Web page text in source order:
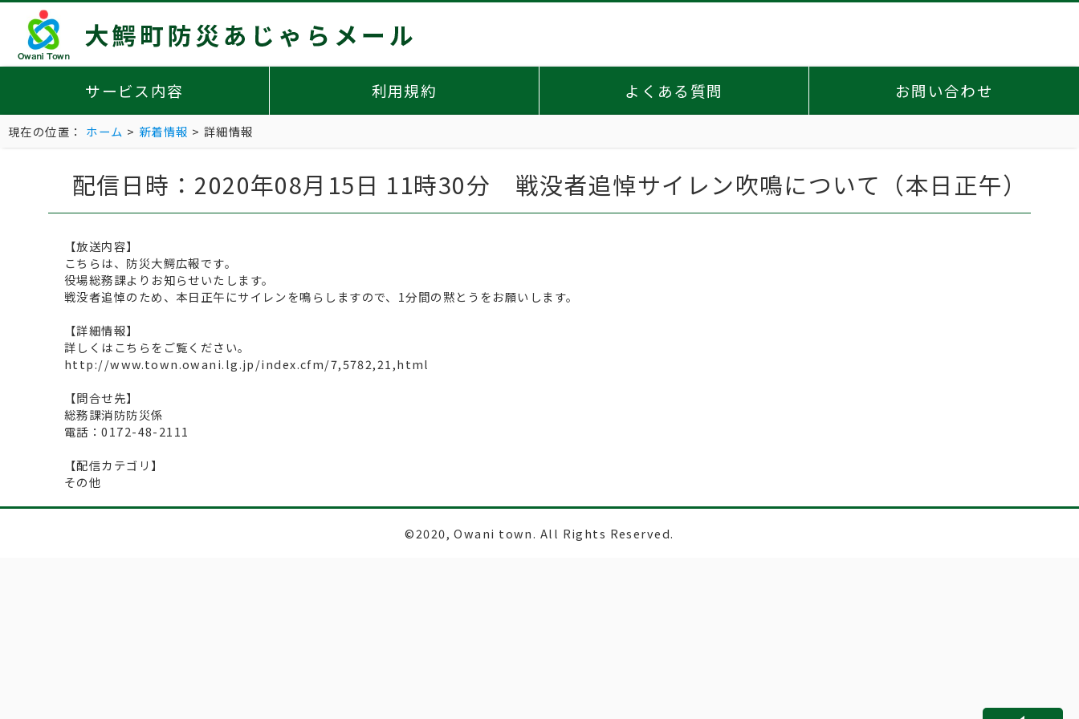
サービス内容 利用規約 よくある質問 お問い合わせ
現在の位置： ホーム > 新着情報 > 詳細情報
配信日時：2020年08月15日 11時30分 戦没者追悼サイレン吹鳴について（本日正午）
【放送内容】
こちらは、防災大鰐広報です。
役場総務課よりお知らせいたします。
戦没者追悼のため、本日正午にサイレンを鳴らしますので、1分間の黙とうをお願いします。
【詳細情報】
詳しくはこちらをご覧ください。
http://www.town.owani.lg.jp/index.cfm/7,5782,21,html
【問合せ先】
総務課消防防災係
電話：0172-48-2111
【配信カテゴリ】
その他
©2020, Owani town. All Rights Reserved.